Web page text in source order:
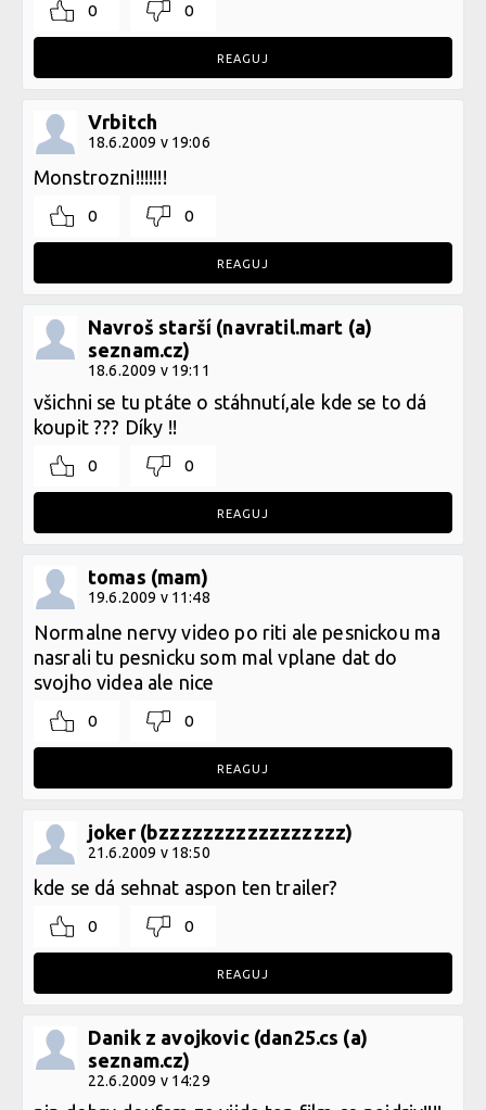
0 0
REAGUJ
Vrbitch
18.6.2009 v 19:06
Monstrozni!!!!!!!
0 0
REAGUJ
Navroš starší (navratil.mart (a)
seznam.cz)
18.6.2009 v 19:11
všichni se tu ptáte o stáhnutí,ale kde se to dá
koupit ??? Díky !!
0 0
REAGUJ
tomas (mam)
19.6.2009 v 11:48
Normalne nervy video po riti ale pesnickou ma
nasrali tu pesnicku som mal vplane dat do
svojho videa ale nice
0 0
REAGUJ
joker (bzzzzzzzzzzzzzzzzz)
21.6.2009 v 18:50
kde se dá sehnat aspon ten trailer?
0 0
REAGUJ
Danik z avojkovic (dan25.cs (a)
seznam.cz)
22.6.2009 v 14:29